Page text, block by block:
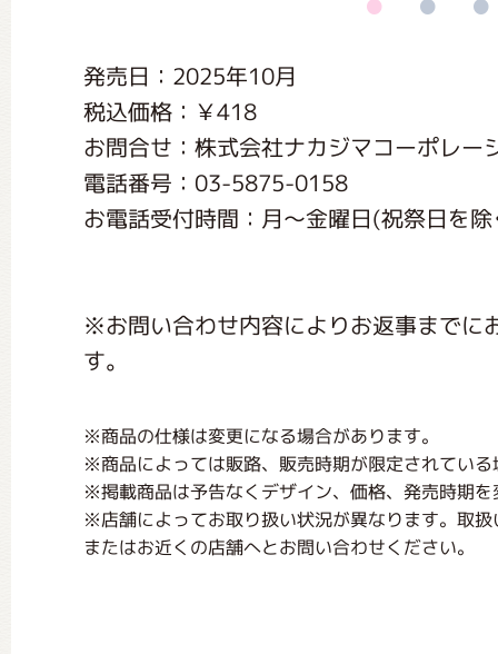
発売日：2025年10月
税込価格：￥418
お問合せ：株式会社ナカジマコーポレー
電話番号：03-5875-0158
お電話受付時間：月〜金曜日(祝祭日を
※お問い合わせ内容によりお返事までに
す。
※商品の仕様は変更になる場合があります。
※商品によっては販路、販売時期が限定されてい
※掲載商品は予告なくデザイン、価格、発売時期
※店舗によってお取り扱い状況が異なります。取
またはお近くの店舗へとお問い合わせください。
くまのがっこう 家庭科部